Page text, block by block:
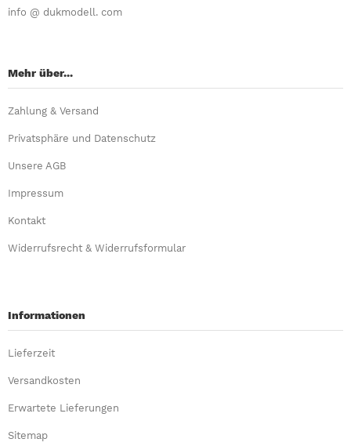
info @ dukmodell. com
Mehr über...
Zahlung & Versand
Privatsphäre und Datenschutz
Unsere AGB
Impressum
Kontakt
Widerrufsrecht & Widerrufsformular
Informationen
Lieferzeit
Versandkosten
Erwartete Lieferungen
Sitemap